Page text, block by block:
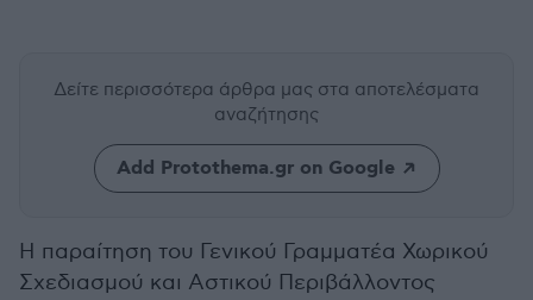
Δείτε περισσότερα άρθρα μας στα αποτελέσματα
αναζήτησης
Add Protothema.gr on Google
Η παραίτηση του Γενικού Γραμματέα Χωρικού
Σχεδιασμού και Αστικού Περιβάλλοντος